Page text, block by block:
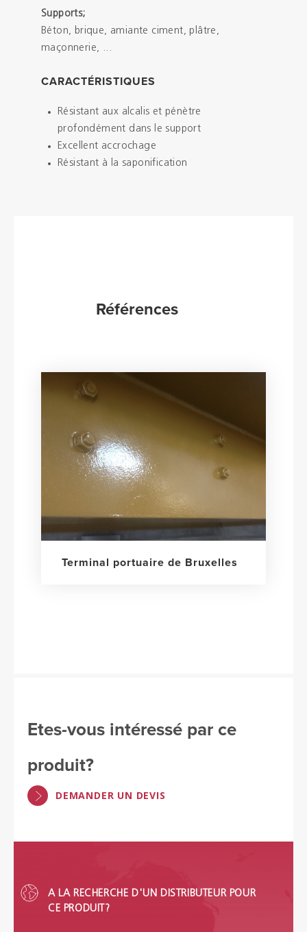
Supports;
Béton, brique, amiante ciment, plâtre,
maçonnerie, ...
CARACTÉRISTIQUES
Résistant aux alcalis et pénètre
profondément dans le support
Excellent accrochage
Résistant à la saponification
Références
Terminal portuaire de Bruxelles
Etes-vous intéressé par ce
produit?
DEMANDER UN DEVIS
A LA RECHERCHE D'UN DISTRIBUTEUR POUR
CE PRODUIT?